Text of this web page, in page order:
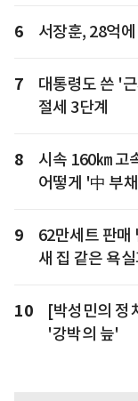
6 서장훈, 28억
7
대통령도 쓴 '
절세 3단계
8
시속 160㎞ 고
어떻게 '中 부
9
62만세트 판매
새 집 같은 욕
10
[박성민의 정
'강박의 늪'